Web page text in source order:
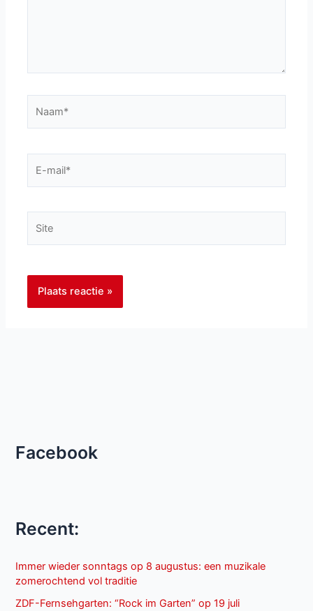
mail*
Facebook
Recent:
Immer wieder sonntags op 8 augustus: een muzikale
zomerochtend vol traditie
ZDF-Fernsehgarten: “Rock im Garten” op 19 juli